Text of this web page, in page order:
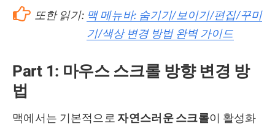
또한 읽기: 맥 메뉴바: 숨기기/보이기/편집/꾸미
기/색상 변경 방법 완벽 가이드
Part 1: 마우스 스크롤 방향 변경 방
법
맥에서는 기본적으로 자연스러운 스크롤이 활성화